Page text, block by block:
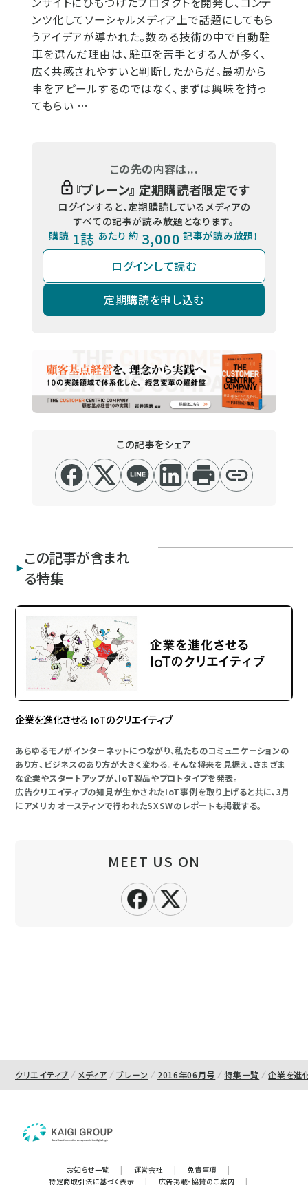
ンツ化してソーシャルメディア上で話題にしてもら
うアイデアが導かれた。数ある技術の中で自動駐
車を選んだ理由は、駐車を苦手とする人が多く、
広く共感されやすいと判断したからだ。最初から
車をアピールするのではなく、まずは興味を持っ
てもらい …
この先の内容は...
『ブレーン』 定期購読者限定です
ログインすると、定期購読しているメディアの
すべての記事が読み放題となります。
購読 1誌 あたり 約 3,000 記事が読み放題！
ログインして読む
定期購読を申し込む
この記事をシェア
この記事が含まれ
る特集
企業を進化させる IoTのクリエイティブ
あらゆるモノがインターネットにつながり、私たちのコミュニケーションの
あり方、ビジネスのあり方が大きく変わる。そんな将来を見据え、さまざま
な企業やスタートアップが、IoT製品やプロトタイプを発表。
広告クリエイティブの知見が生かされたIoT事例を取り上げると共に、3月
にアメリカ オースティンで行われたSXSWのレポートも掲載する。
MEET US ON
クリエイティブ メディア ブレーン 2016年06月号 特集一覧 企業を進
お知らせ一覧 | 運営会社 | 免責事項
|
特定商取引法に基づく表示
| 広告掲載・協賛のご案内 |